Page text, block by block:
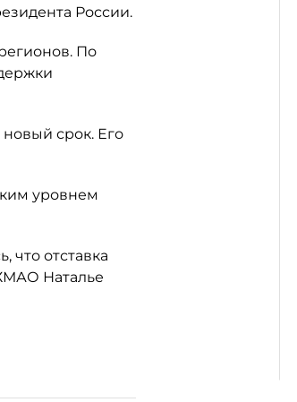
России.
По
срок. Его
уровнем
что отставка
Наталье